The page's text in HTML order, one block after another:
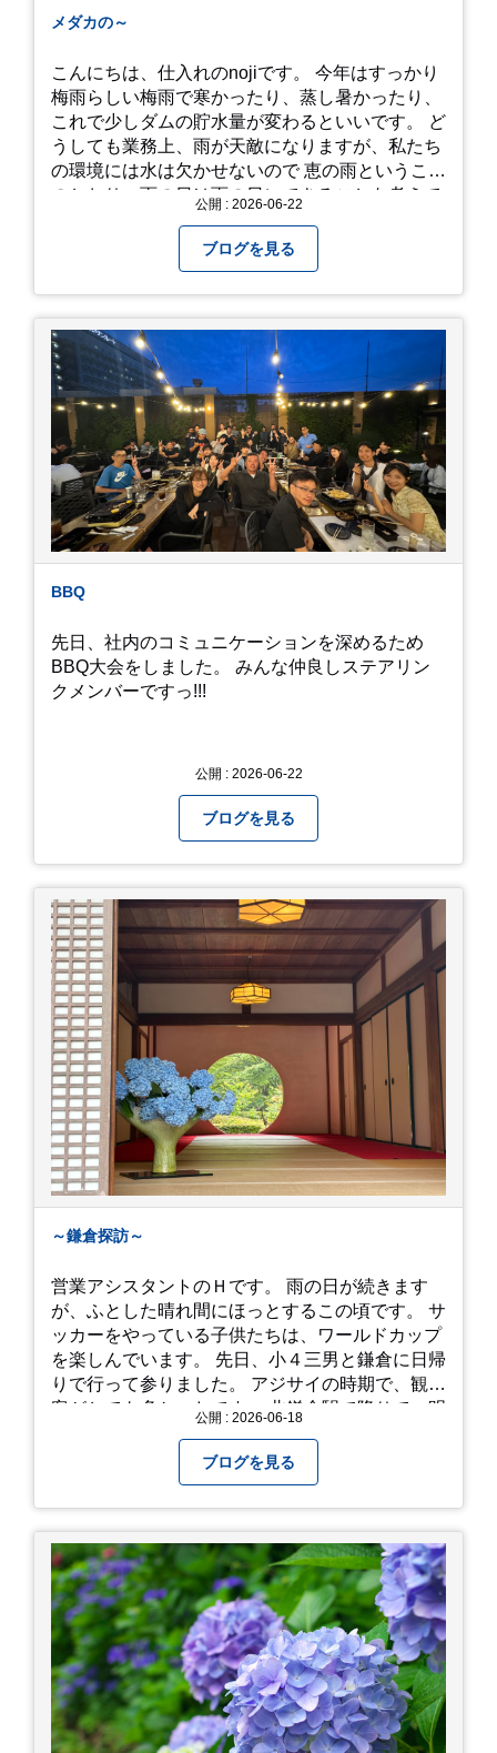
メダカの～
こんにちは、仕入れのnojiです。 今年はすっかり
梅雨らしい梅雨で寒かったり、蒸し暑かったり、
これで少しダムの貯水量が変わるといいです。 ど
うしても業務上、雨が天敵になりますが、私たち
の環境には水は欠かせないので 恵の雨というこば
のとおり、雨の日は雨の日にできることを考えて
になってしまいましたが、お家には代々10年以上
続く ヒメダカがいますが、そのメダカの池にはト
ンボが卵を産んで、ヤゴがいたり、変な虫が いた
りします。ヤゴはメダカを食べてしまうのでほん
とは別にしたいのですが、トンボに かえるところ
が見たくて飼ってみました。 が、途中までかえり
そうでしたが、だめなようでした。 秋にはたくさ
んのトンボが飛んでいますが、自然の中で成虫に
かえるというのは厳しいんだなと 実感しました。
私たち、生かされている以上、一所懸命何かをし
ないともったいないなと メダカのお池のトンボか
ら教えていただきました。
公開 : 2026-06-22
ブログを見る
BBQ
先日、社内のコミュニケーションを深めるため
BBQ大会をしました。 みんな仲良しステアリン
クメンバーですっ!!!
公開 : 2026-06-22
ブログを見る
～鎌倉探訪～
営業アシスタントのＨです。 雨の日が続きます
が、ふとした晴れ間にほっとするこの頃です。 サ
ッカーをやっている子供たちは、ワールドカップ
を楽しんでいます。 先日、小４三男と鎌倉に日帰
りで行って参りました。 アジサイの時期で、観光
客がとても多かったです。 北鎌倉駅で降りて、明
器を購入⇒お昼ご飯⇒鶴岡八幡宮⇒江ノ電で大仏
へ。 江ノ島は時間切れで断念！ 明月院のアジサ
イは白にフチが紫のが特に素敵だと思いました。
中１次男が小学校の修学旅行で鎌倉に行った時に
お昼を食べてお勧めという「玉子焼おざわ」のだ
し巻き卵はとてもおいしかったです。 鶴岡八幡宮
のハスは時期が早かったですが、来月は見事だろ
うなぁ。 それでは、皆さん、梅雨冷えの日もござ
いますが、お元気でお過ごし下さい。
公開 : 2026-06-18
ブログを見る